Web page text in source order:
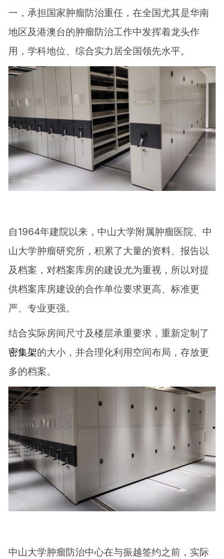
一，承担国家肿瘤防治重任，在全国尤其是华南
地区及港澳台的肿瘤防治工作中发挥着龙头作
用，学科地位、综合实力居全国领先水平。
自1964年建院以来，中山大学附属肿瘤医院、中
山大学肿瘤研究所，积累了大量的资料、报告以
及档案，对档案库房的建设尤为重视，所以对提
供档案库房建设的合作单位要求更高、标准更
严、专业更强。
结合实际房间尺寸及楼层承重要求，重新定制了
密集架的大小，并合理化利用空间布局，存放更
多的档案。
中山大学肿瘤防治中心在与振越签约之前，实际